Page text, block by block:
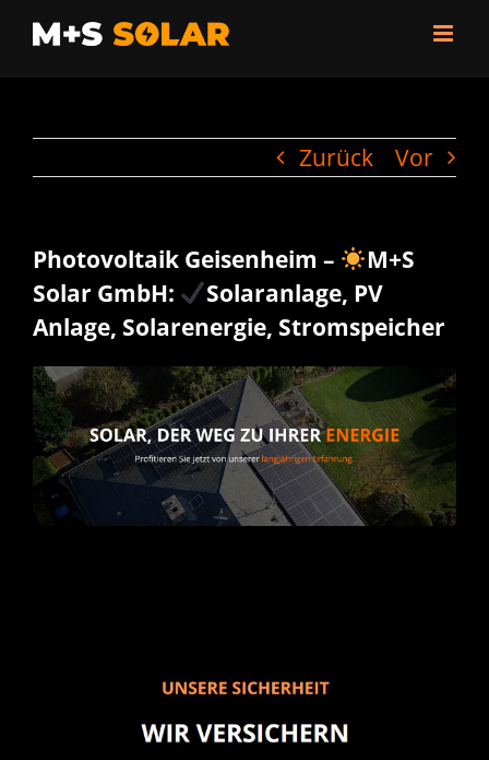
Zum
Inhalt
Zurück Vor
Photovoltaik Geisenheim –
M+S
Solar GmbH:
Solaranlage, PV
Anlage, Solarenergie, Stromspeicher